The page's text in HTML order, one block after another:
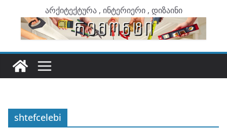
არქიტექტურა , ინტერიერი , დიზაინი
shtefcelebi